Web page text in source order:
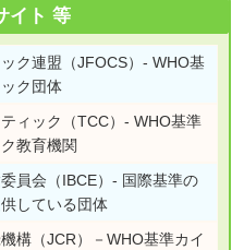
イト 等
ク連盟（JFOCS）- WHO基
ク団体
ィック（TCC）- WHO基準
教育機関
員会（IBCE）- 国際基準の
している団体
構（JCR）－WHO基準カイ